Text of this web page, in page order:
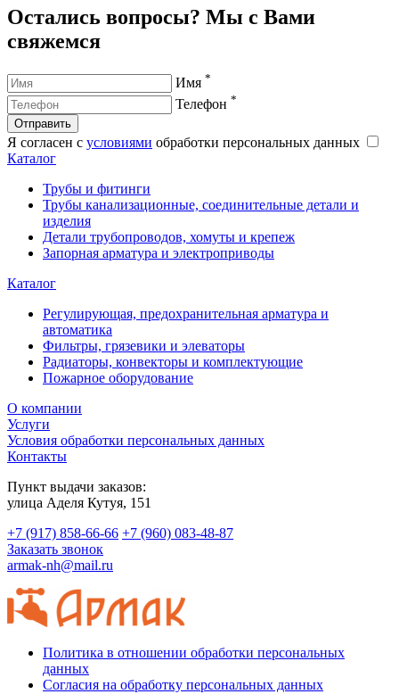
Остались вопросы? Мы с Вами
свяжемся
Имя *
Телефон *
Отправить
Я согласен с условиями обработки персональных данных
Каталог
Трубы и фитинги
Трубы канализационные, соединительные детали и
изделия
Детали трубопроводов, хомуты и крепеж
Запорная арматура и электроприводы
Каталог
Регулирующая, предохранительная арматура и
автоматика
Фильтры, грязевики и элеваторы
Радиаторы, конвекторы и комплектующие
Пожарное оборудование
О компании
Услуги
Условия обработки персональных данных
Контакты
Пункт выдачи заказов:
​улица Аделя Кутуя, 151
+7 (917) 858-66-66 +7 (960) 083-48-87
Заказать звонок
armak-nh@mail.ru
Политика в отношении обработки персональных
данных
Согласия на обработку персональных данных